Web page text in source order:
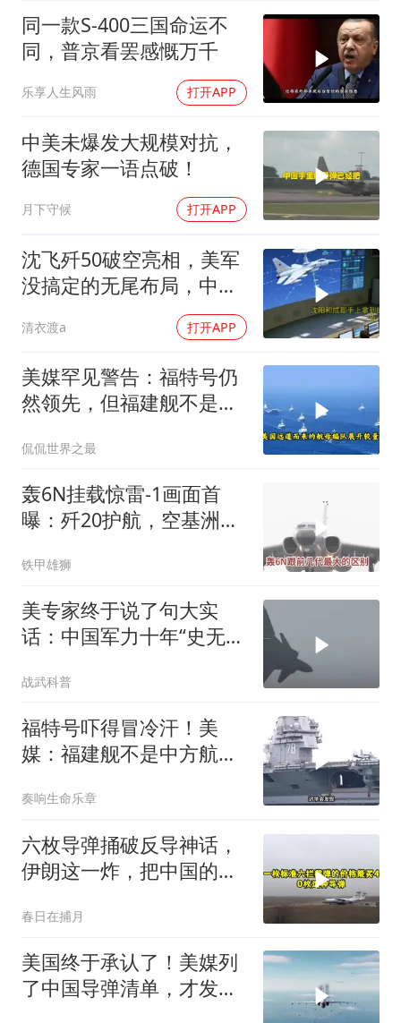
同一款S-400三国命运不
同，普京看罢感慨万千
乐享人生风雨 打开APP
中美未爆发大规模对抗，
德国专家一语点破！
月下守候 打开APP
沈飞歼50破空亮相，美军
没搞定的无尾布局，中国
清衣渡a 打开APP
美媒罕见警告：福特号仍
然领先，但福建舰不是中
侃侃世界之最
轰6N挂载惊雷-1画面首
曝：歼20护航，空基洲际
铁甲雄狮
美专家终于说了句大实
话：中国军力十年“史无前
住了
战武科普
福特号吓得冒冷汗！美
媒：福建舰不是中方航母
奏响生命乐章
六枚导弹捅破反导神话，
伊朗这一炸，把中国的工
春日在捕月
美国终于承认了！美媒列
了中国导弹清单，才发现